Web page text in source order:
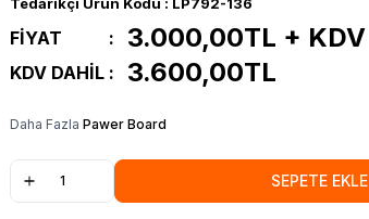
FİYAT : 3.000,00TL + KDV
KDV DAHİL : 3.600,00TL
Daha Fazla Pawer Board
SEPETE EKLE